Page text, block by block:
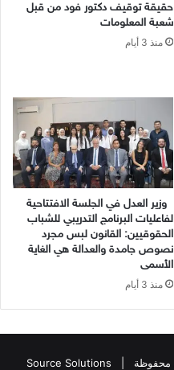
حقيقة توقيف دكتور فود من قبل
شعبة المعلومات
منذ 3 أيام
وزير العدل في الجلسة الافتتاحية
لفاعليات البرنامج التدريبي للشباب
الحقوقيين: القانون لبس مجرد
نصوص جامدة والعدالة هي الغاية
الأسمى
منذ 3 أيام
Source Solutions